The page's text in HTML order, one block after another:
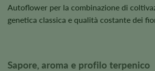
Autoflower per la combinazione di
genetica classica e qualità costante dei
Sapore, aroma e profilo terpenico